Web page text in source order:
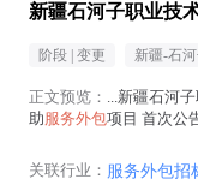
新疆石河子职业技
阶段 | 变更 新疆-石
正文预览： ...新疆石河
助服务外包项目 首次公
关联行业： 服务外包招